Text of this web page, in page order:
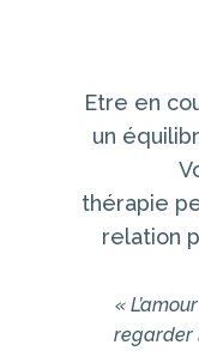
Etre en
un
thérapie
relation
«
regarder